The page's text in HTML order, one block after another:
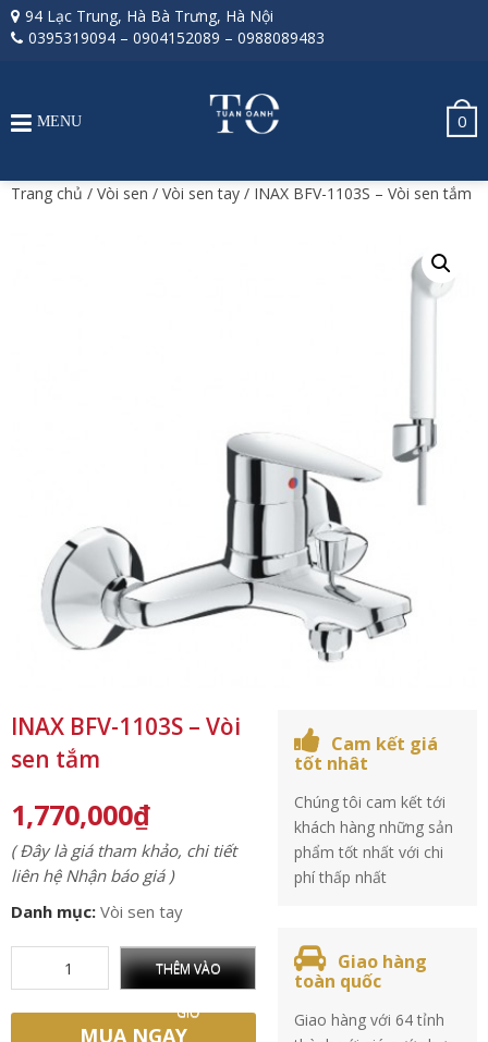
94 Lạc Trung, Hà Bà Trưng, Hà Nội
0395319094 – 0904152089 – 0988089483
0
MENU
Trang chủ / Vòi sen / Vòi sen tay / INAX BFV-1103S – Vòi sen tắm
INAX BFV-1103S – Vòi
sen tắm
1,770,000₫
( Đây là giá tham khảo, chi tiết
liên hệ Nhận báo giá )
Danh mục: Vòi sen tay
THÊM VÀO
GIỎ
MUA NGAY
Cam kết giá
tốt nhât
Chúng tôi cam kết tới
khách hàng những sản
phẩm tốt nhất với chi
phí thấp nhất
Giao hàng
toàn quốc
Giao hàng với 64 tỉnh